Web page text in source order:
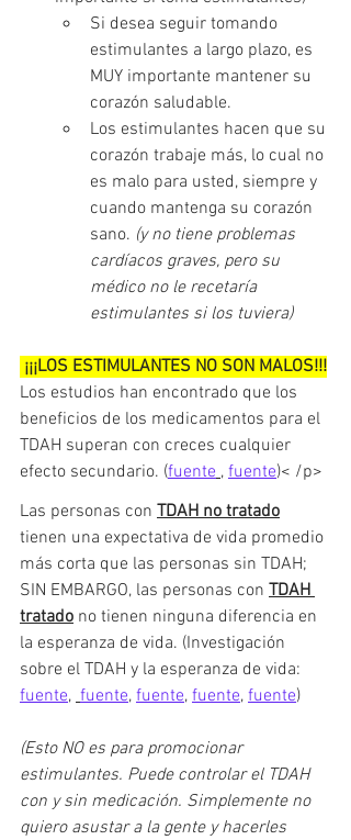
Si desea seguir tomando
estimulantes a largo plazo, es
MUY importante mantener su
corazón saludable.
Los estimulantes hacen que su
corazón trabaje más, lo cual no
es malo para usted, siempre y
cuando mantenga su corazón
sano. (y no tiene problemas
cardíacos graves, pero su
médico no le recetaría
estimulantes si los tuviera)
¡¡¡LOS ESTIMULANTES NO SON MALOS!!!
Los estudios han encontrado que los
beneficios de los medicamentos para el
TDAH superan con creces cualquier
efecto secundario. (fuente , fuente)< /p>
Las personas con TDAH no tratado
tienen una expectativa de vida promedio
más corta que las personas sin TDAH;
SIN EMBARGO, las personas con TDAH
tratado no tienen ninguna diferencia en
la esperanza de vida. (Investigación
sobre el TDAH y la esperanza de vida:
fuente, fuente, fuente, fuente, fuente)
(Esto NO es para promocionar
estimulantes. Puede controlar el TDAH
con y sin medicación. Simplemente no
quiero asustar a la gente y hacerles